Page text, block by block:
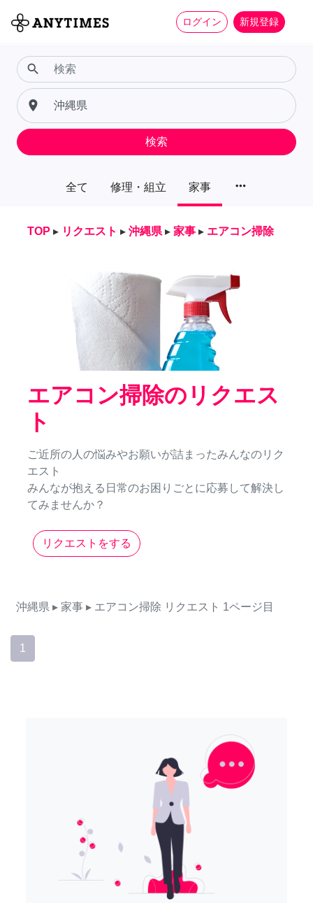
ログイン 新規登録
全て 修理・組立 家事 more_horiz
search
place
検索
TOP ▸ リクエスト ▸ 沖縄県 ▸ 家事 ▸ エアコン掃除
エアコン掃除のリクエス
ト
ご近所の人の悩みやお願いが詰まったみんなのリク
エスト
みんなが抱える日常のお困りごとに応募して解決し
てみませんか？
リクエストをする
沖縄県 ▸ 家事 ▸ エアコン掃除 リクエスト 1ページ目
1